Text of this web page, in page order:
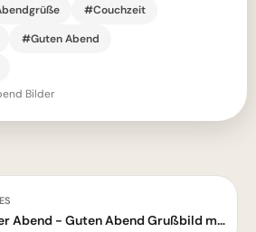
#Couchzeit
#Guten Abend
Bilder
Zauberhafter Abend - Guten Abend Grußbild mit süßem Häschen